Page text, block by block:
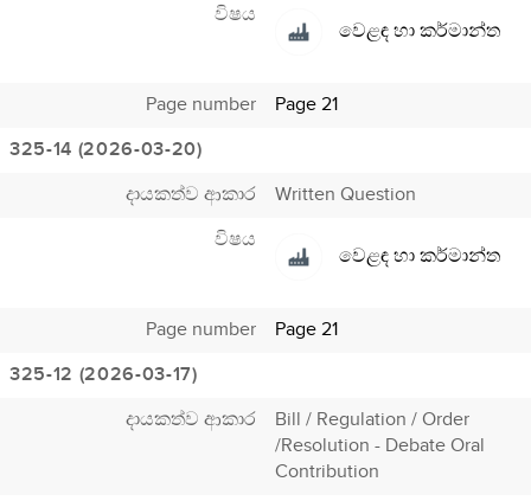
විෂය
වෙළඳ හා කර්මාන්ත
Page number
Page 21
325-14 (2026-03-20)
දායකත්ව ආකාර
Written Question
විෂය
වෙළඳ හා කර්මාන්ත
Page number
Page 21
325-12 (2026-03-17)
දායකත්ව ආකාර
Bill / Regulation / Order
/Resolution - Debate Oral
Contribution